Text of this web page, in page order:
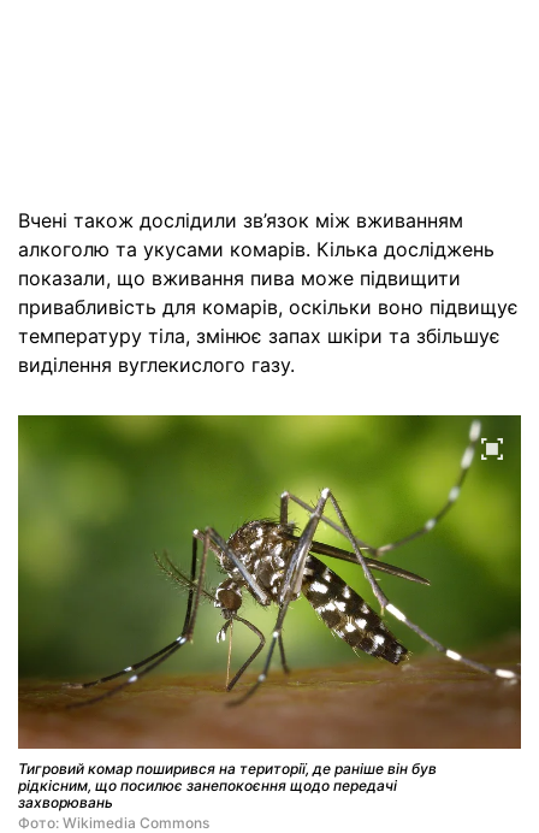
Вчені також дослідили зв’язок між вживанням
алкоголю та укусами комарів. Кілька досліджень
показали, що вживання пива може підвищити
привабливість для комарів, оскільки воно підвищує
температуру тіла, змінює запах шкіри та збільшує
виділення вуглекислого газу.
Тигровий комар поширився на території, де раніше він був
рідкісним, що посилює занепокоєння щодо передачі
захворювань
Фото: Wikimedia Commons